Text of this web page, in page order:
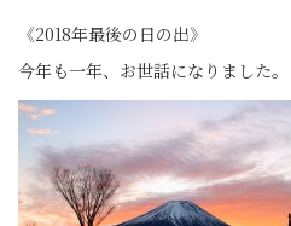
《2018年最後の日の出》
今年も一年、お世話になりました。